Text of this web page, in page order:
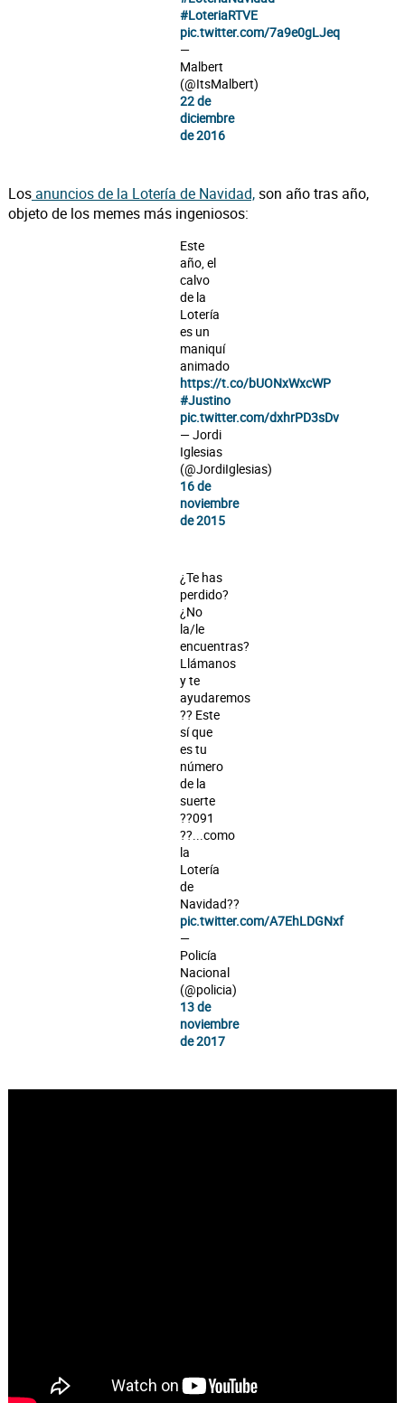
#LoteriaRTVE
pic.twitter.com/7a9e0gLJeq
—
Malbert
(@ItsMalbert)
22 de
diciembre
de 2016
Losanuncios de la Lotería de Navidad,son año tras año,
objeto de los memes más ingeniosos:
Este
año, el
calvo
de la
Lotería
es un
maniquí
animado
https://t.co/bUONxWxcWP
#Justino
pic.twitter.com/dxhrPD3sDv
— Jordi
Iglesias
(@JordiIglesias)
16 de
noviembre
de 2015
¿Te has
perdido?
¿No
la/le
encuentras?
Llámanos
y te
ayudaremos
?? Este
sí que
es tu
número
de la
suerte
??091
??...como
la
Lotería
de
Navidad??
pic.twitter.com/A7EhLDGNxf
—
Policía
Nacional
(@policia)
13 de
noviembre
de 2017